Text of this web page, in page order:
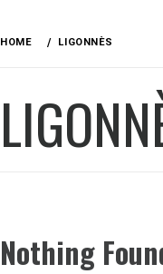
HOME LIGONNÈS
Nothing